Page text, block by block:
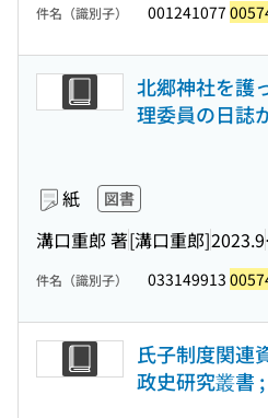
件名（識別子） 001241077
北郷神社を護
理委員の日誌
紙 図書
溝口重郎 著[溝口重郎]2023.9
件名（識別子） 033149913
氏子制度関連
政史研究叢書